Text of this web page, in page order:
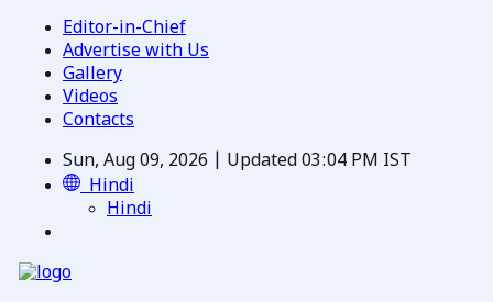
Editor-in-Chief
Advertise with Us
Gallery
Videos
Contacts
Sun, Aug 09, 2026 | Updated 03:04 PM IST
Hindi
Hindi